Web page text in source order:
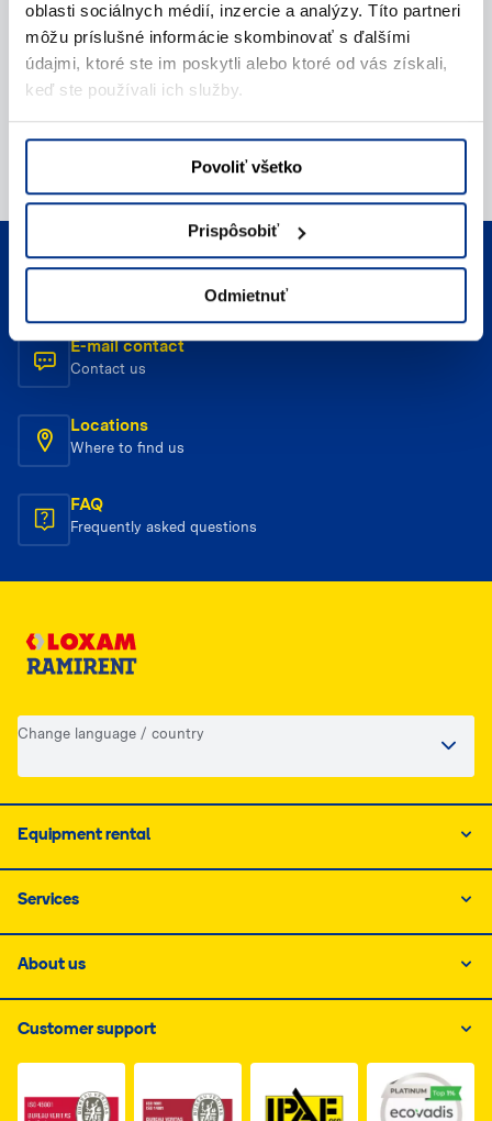
oblasti sociálnych médií, inzercie a analýzy. Títo partneri
môžu príslušné informácie skombinovať s ďalšími
údajmi, ktoré ste im poskytli alebo ktoré od vás získali,
keď ste používali ich služby.
Povoliť všetko
Prispôsobiť
Odmietnuť
Phone contact
E-mail contact
Contact us
Locations
Where to find us
FAQ
Frequently asked questions
Change language / country
Equipment rental
Services
About us
Customer support